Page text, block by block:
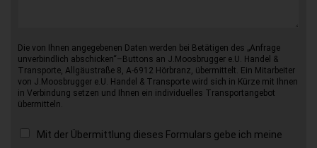
Die von Ihnen angegebenen Daten werden bei Betätigen des „Anfrage
unverbindlich abschicken“–Buttons an J.Moosbrugger e.U. Handel &
Transporte, Allgäustraße 8, A-6912 Hörbranz, übermittelt. Ein Mitarbeiter
von J.Moosbrugger e.U. Handel & Transporte wird sich in Kürze mit Ihnen
in Verbindung setzen und Ihnen ein individuelles Transportangebot
übermitteln.
Mit der Übermittlung dieses Formulars gebe ich meine